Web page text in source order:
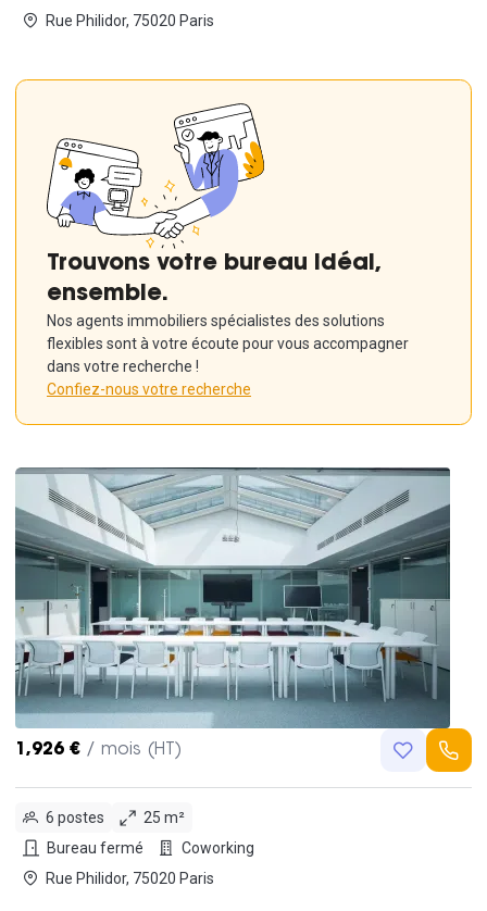
Rue Philidor, 75020 Paris
Trouvons votre bureau idéal,
ensemble.
Nos agents immobiliers spécialistes des solutions
flexibles sont à votre écoute pour vous accompagner
dans votre recherche !
Confiez-nous votre recherche
1,926 € / mois (HT)
6 postes
25 m²
Bureau fermé
Coworking
Rue Philidor, 75020 Paris